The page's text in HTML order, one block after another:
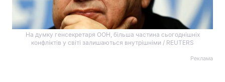
На думку генсекретаря ООН, більша частина сьогоднішніх
конфліктів у світі залишаються внутрішніми / REUTERS
Реклама